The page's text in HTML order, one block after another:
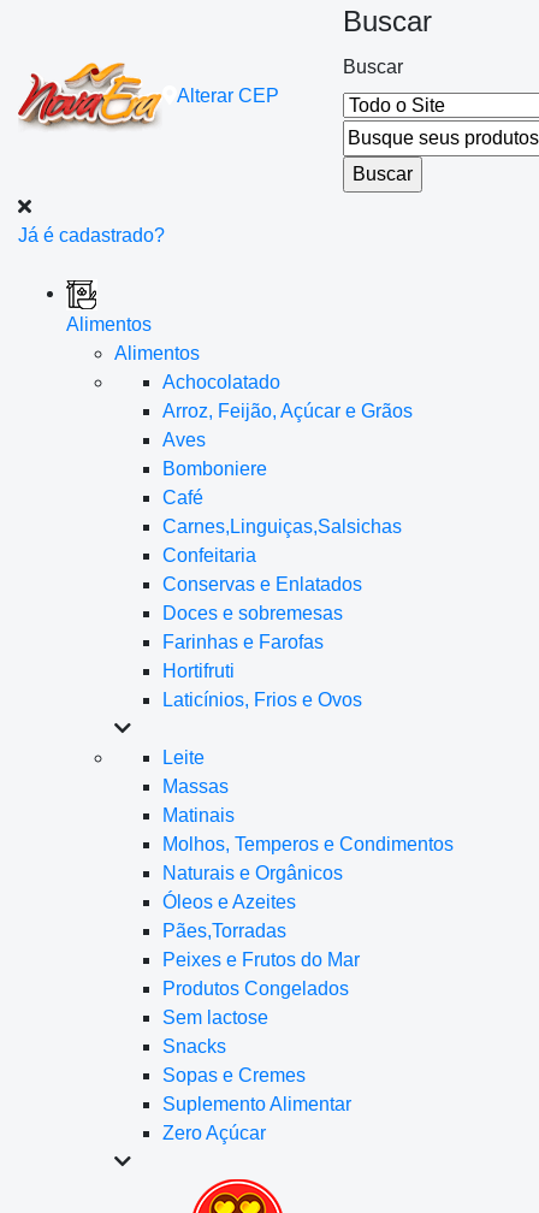
Alterar CEP
Buscar
Buscar
Já é cadastrado?
Alimentos
Alimentos
Achocolatado
Arroz, Feijão, Açúcar e Grãos
Aves
Bomboniere
Café
Carnes,Linguiças,Salsichas
Confeitaria
Conservas e Enlatados
Doces e sobremesas
Farinhas e Farofas
Hortifruti
Laticínios, Frios e Ovos
Leite
Massas
Matinais
Molhos, Temperos e Condimentos
Naturais e Orgânicos
Óleos e Azeites
Pães,Torradas
Peixes e Frutos do Mar
Produtos Congelados
Sem lactose
Snacks
Sopas e Cremes
Suplemento Alimentar
Zero Açúcar